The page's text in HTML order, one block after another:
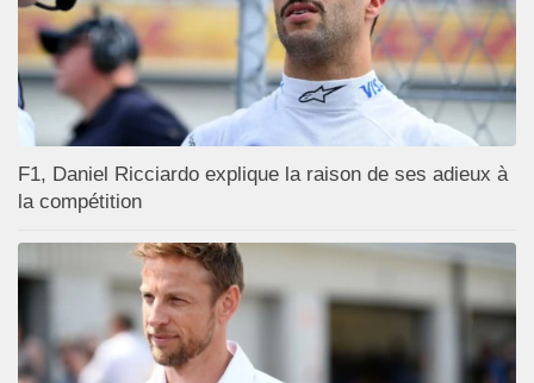
F1, Daniel Ricciardo explique la raison de ses adieux à
la compétition